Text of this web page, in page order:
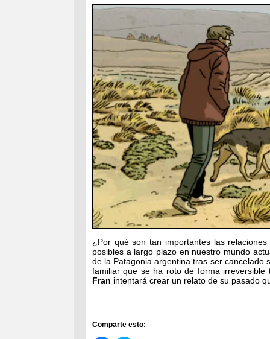
¿Por qué son tan importantes las
posibles a largo plazo en nuestro mundo
de la Patagonia argentina tras ser cancelado
familiar que se ha roto de forma irreversible
Fran intentará crear un relato de su pasado
Comparte esto: